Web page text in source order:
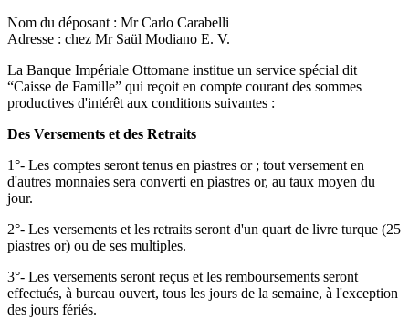
Nom du déposant : Mr Carlo Carabelli
Adresse : chez Mr Saül Modiano E. V.
La Banque Impériale Ottomane institue un service spécial dit
“Caisse de Famille” qui reçoit en compte courant des sommes
productives d'intérêt aux conditions suivantes :
Des Versements et des Retraits
1°- Les comptes seront tenus en piastres or ; tout versement en
d'autres monnaies sera converti en piastres or, au taux moyen du
jour.
2°- Les versements et les retraits seront d'un quart de livre turque (25
piastres or) ou de ses multiples.
3°- Les versements seront reçus et les remboursements seront
effectués, à bureau ouvert, tous les jours de la semaine, à l'exception
des jours fériés.